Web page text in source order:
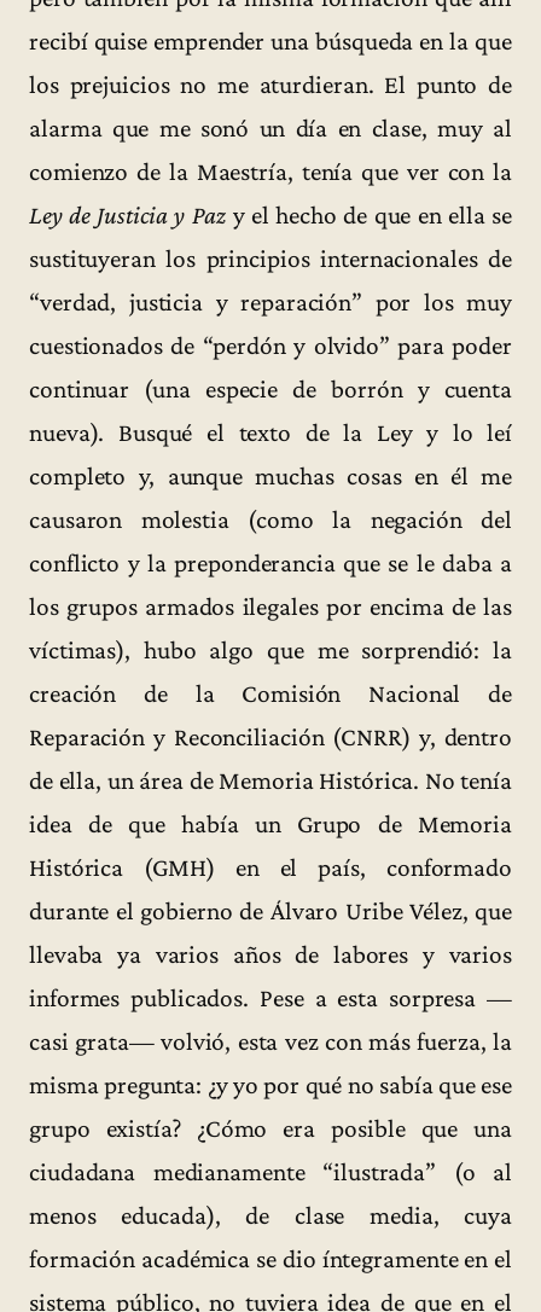
recibí quise emprender una búsqueda en la que
los prejuicios no me aturdieran. El punto de
alarma que me sonó un día en clase, muy al
comienzo de la Maestría, tenía que ver con la
Ley de Justicia y Paz y el hecho de que en ella se
sustituyeran los principios internacionales de
“verdad, justicia y reparación” por los muy
cuestionados de “perdón y olvido” para poder
continuar (una especie de borrón y cuenta
nueva). Busqué el texto de la Ley y lo leí
completo y, aunque muchas cosas en él me
causaron molestia (como la negación del
conflicto y la preponderancia que se le daba a
los grupos armados ilegales por encima de las
víctimas), hubo algo que me sorprendió: la
creación de la Comisión Nacional de
Reparación y Reconciliación (CNRR) y, dentro
de ella, un área de Memoria Histórica. No tenía
idea de que había un Grupo de Memoria
Histórica (GMH) en el país, conformado
durante el gobierno de Álvaro Uribe Vélez, que
llevaba ya varios años de labores y varios
informes publicados. Pese a esta sorpresa —
casi grata— volvió, esta vez con más fuerza, la
misma pregunta: ¿y yo por qué no sabía que ese
grupo existía? ¿Cómo era posible que una
ciudadana medianamente “ilustrada” (o al
menos educada), de clase media, cuya
formación académica se dio íntegramente en el
sistema público, no tuviera idea de que en el